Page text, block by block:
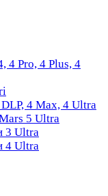
4 Pro, 4 Plus, 4
4 Max, 4 Ultra
5 Ultra
3 Ultra
4 Ultra